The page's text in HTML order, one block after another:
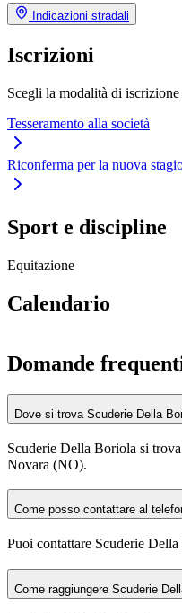
Indicazioni stradali
Iscrizioni
Scegli la modalità di iscrizione
Tesseramento alla società
Riconferma per la nuova
Sport e discipline
Equitazione
Calendario
Domande
Dove si trova Scuderie Della
Scuderie Della Boriola si
Novara (NO).
Come posso contattare al
Puoi contattare Scuderie
Come raggiungere Scuderie